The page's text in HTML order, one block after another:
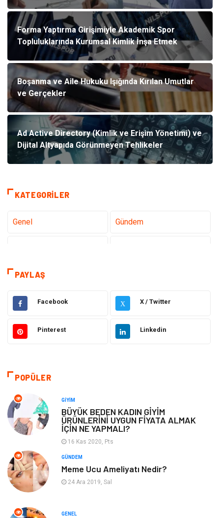
Forma Yaptırma Girişimiyle Akademik Spor
Topluluklarında Kurumsal Kimlik İnşa Etmek
Boşanma ve Aile Hukuku Işığında Kırılan Umutlar
ve Gerçekler
Ad Active Directory (Kimlik ve Erişim Yönetimi) ve
Dijital Altyapıda Görünmeyen Tehlikeler
KATEGORILER
Genel Gündem
Sağlık
Elektrik Elektronik Gıda
Giyim Ulaşım ve Taşımacılık
Alışveriş
Otomotiv
Eğitim Kurumları Yapı İnşaat
Güzellik Mobilya
PAYLAŞ
Facebook X X / Twitter
Pinterest Linkedin
POPÜLER
GIYIM
BÜYÜK BEDEN KADIN GİYİM
ÜRÜNLERİNİ UYGUN FİYATA ALMAK
İÇİN NE YAPMALI?
16 Kas 2020, Pts
GÜNDEM
Meme Ucu Ameliyatı Nedir?
24 Ara 2019, Sal
GENEL